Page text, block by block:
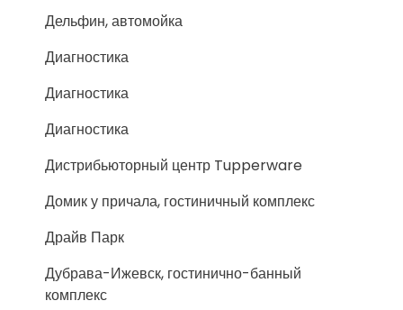
Дельфин, автомойка
Диагностика
Диагностика
Диагностика
Дистрибьюторный центр Tupperware
Домик у причала, гостиничный комплекс
Драйв Парк
Дубрава-Ижевск, гостинично-банный
комплекс